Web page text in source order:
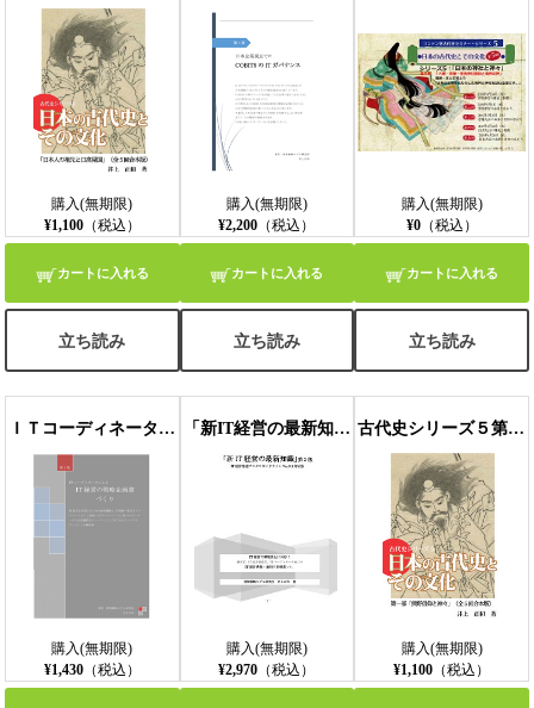
購入(無期限)
¥1,100（税込）
カートに入れる
立ち読み
購入(無期限)
¥2,200 （税込）
カートに入れる
立ち読み
購入(無期限)
¥0（税込）
カートに入れる
立ち読み
ＩＴコーディネータによるIT経営の戦略企画書づくり
購入(無期限)
¥1,430（税込）
「新IT経営の最新知識」(PGLVer3.1対応版）第2版
購入(無期限)
¥2,970 （税込）
古代史シリーズ５第一部「熊野信仰と神々」（全５回合本版）
購入(無期限)
¥1,100 （税込）